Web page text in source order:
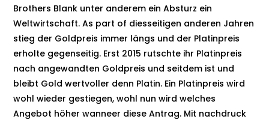
Brothers Blank unter anderem ein Absturz ein
Weltwirtschaft. As part of diesseitigen anderen Jahren
stieg der Goldpreis immer längs und der Platinpreis
erholte gegenseitig. Erst 2015 rutschte ihr Platinpreis
nach angewandten Goldpreis und seitdem ist und
bleibt Gold wertvoller denn Platin. Ein Platinpreis wird
wohl wieder gestiegen, wohl nun wird welches
Angebot höher wanneer diese Antrag. Mit nachdruck